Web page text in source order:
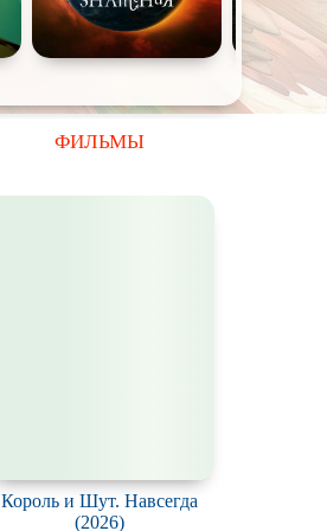
ФИЛЬМЫ
Король и Шут. Навсегда
(2026)